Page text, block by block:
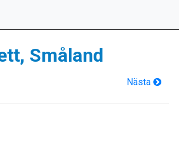
Småland
Nästa